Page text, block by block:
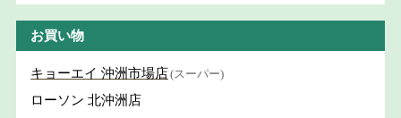
お買い物
キョーエイ 沖洲市場店(スーパー)
ローソン 北沖洲店